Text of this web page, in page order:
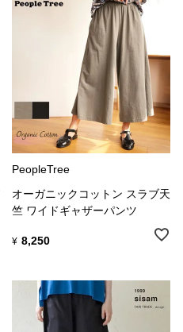
PeopleTree
オーガニックコットン スラブ天
竺 ワイドギャザーパンツ
¥ 8,250